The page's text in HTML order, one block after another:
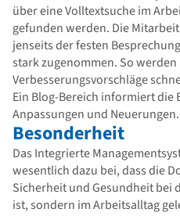
über eine Volltextsuche im
gefunden werden. Die
jenseits der festen
stark zugenommen. So
Verbesserungsvorschläge
Ein Blog-Bereich informiert die
Anpassungen und Neuerungen.
Besonderheit
Das Integrierte
wesentlich dazu bei, dass die
Sicherheit und Gesundheit bei
ist, sondern im Arbeitsalltag